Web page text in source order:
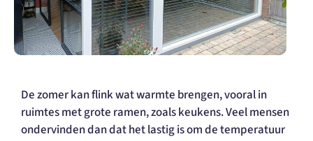
De zomer kan flink wat warmte brengen, vooral in
ruimtes met grote ramen, zoals keukens. Veel mensen
ondervinden dan dat het lastig is om de temperatuur